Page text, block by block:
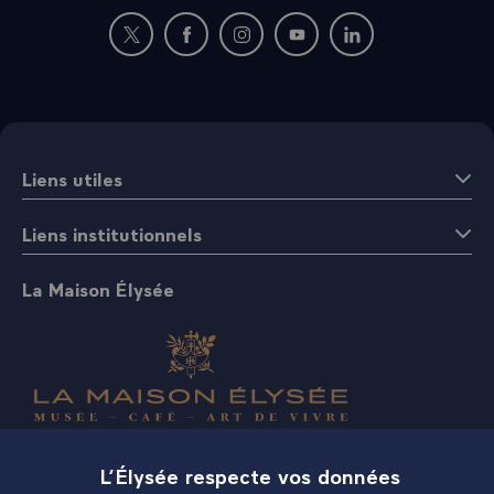
Nouvelle fenêtre : rejoignez-nous sur Twitter
Nouvelle fenêtre : rejoignez-nous sur
Nouvelle fenêtre : rejoignez-nous
Nouvelle fenêtre :
Nouvelle fenêtre :
Liens utiles
Liens institutionnels
La Maison Élysée
L’Élysée respecte vos données